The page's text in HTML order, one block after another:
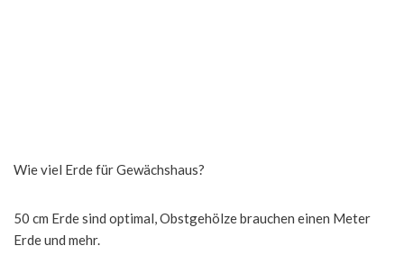
Wie viel Erde für Gewächshaus?
50 cm Erde sind optimal, Obstgehölze brauchen einen Meter
Erde und mehr.